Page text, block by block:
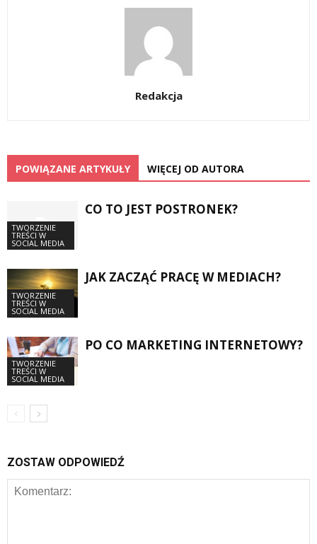
Redakcja
POWIĄZANE ARTYKUŁY WIĘCEJ OD AUTORA
TWORZENIE
TREŚCI W
SOCIAL MEDIA
CO TO JEST POSTRONEK?
TWORZENIE
TREŚCI W
SOCIAL MEDIA
JAK ZACZĄĆ PRACĘ W MEDIACH?
TWORZENIE
TREŚCI W
SOCIAL MEDIA
PO CO MARKETING INTERNETOWY?
ZOSTAW ODPOWIEDŹ